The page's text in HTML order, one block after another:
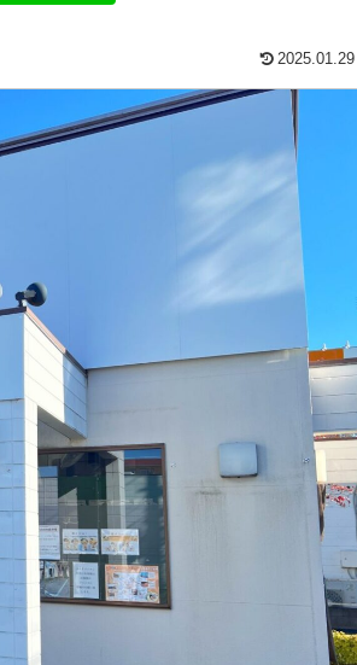
2025.01.29